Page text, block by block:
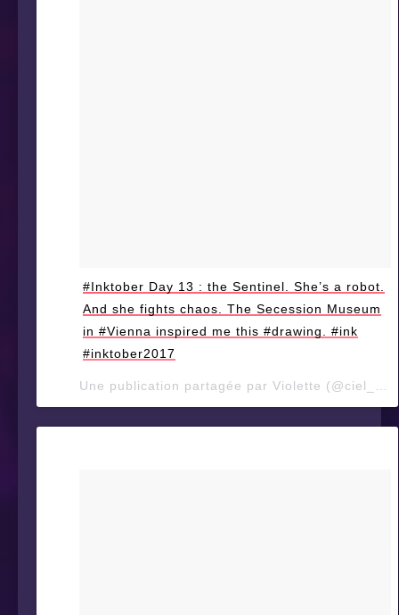
#Inktober Day 13 : the Sentinel. She’s a robot.
And she fights chaos. The Secession Museum
in #Vienna inspired me this #drawing. #ink
#inktober2017